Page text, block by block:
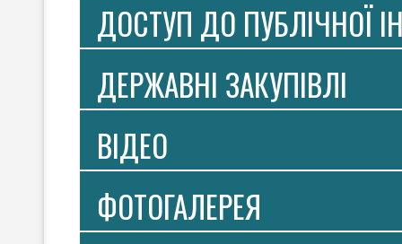
ДОСТУП ДО ПУБЛІЧНОЇ
ДЕРЖАВНІ ЗАКУПІВЛІ
ВIДЕО
ФОТОГАЛЕРЕЯ